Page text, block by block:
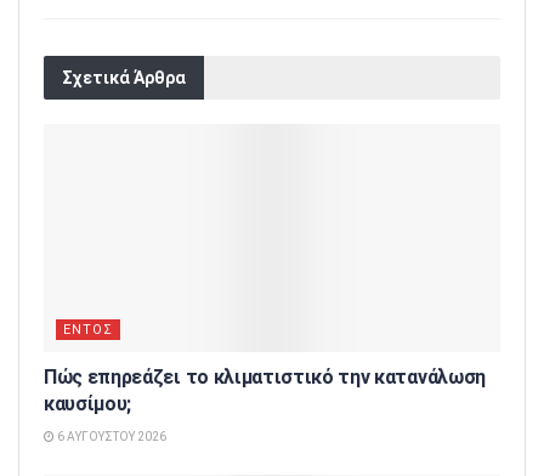
Σχετικά Άρθρα
ΕΝΤΟΣ
Πώς επηρεάζει το κλιματιστικό την κατανάλωση
καυσίμου;
6 ΑΥΓΟΎΣΤΟΥ 2026